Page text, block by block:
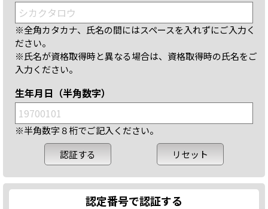
※全角カタカナ、氏名の間にはスペースを入れずにご入力く
ださい。
※氏名が資格取得時と異なる場合は、資格取得時の氏名をご
入力ください。
生年月日（半角数字）
※半角数字８桁でご記入ください。
認定番号で認証する